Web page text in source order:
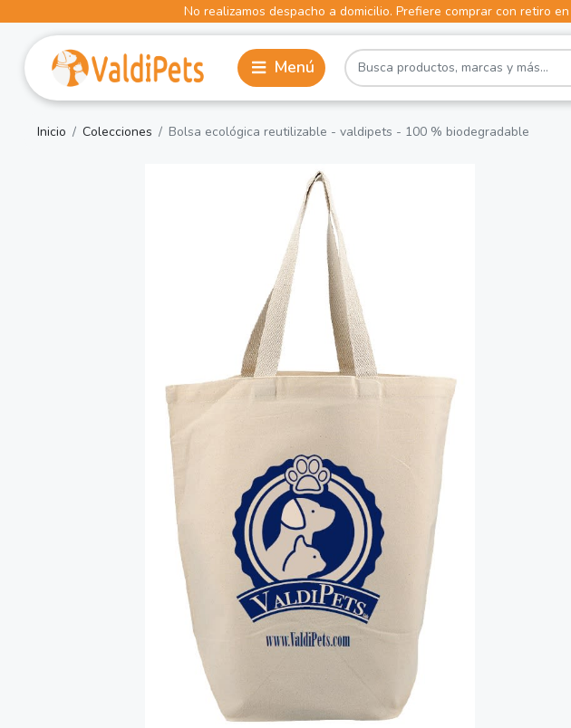
No realizamos despacho a domicilio. Prefiere comprar con retiro
Inicio Colecciones Bolsa ecológica reutilizable - valdipets - 100 % biodegradable